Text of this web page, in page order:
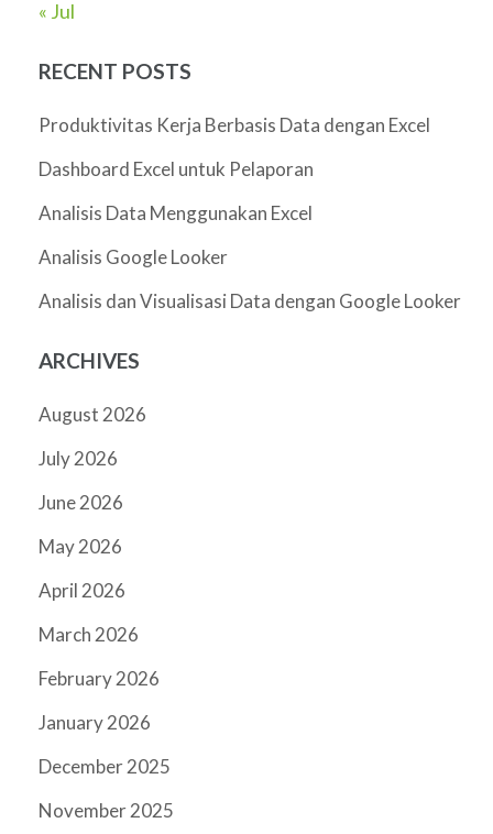
« Jul
RECENT POSTS
Produktivitas Kerja Berbasis Data dengan Excel
Dashboard Excel untuk Pelaporan
Analisis Data Menggunakan Excel
Analisis Google Looker
Analisis dan Visualisasi Data dengan Google Looker
ARCHIVES
August 2026
July 2026
June 2026
May 2026
April 2026
March 2026
February 2026
January 2026
December 2025
November 2025